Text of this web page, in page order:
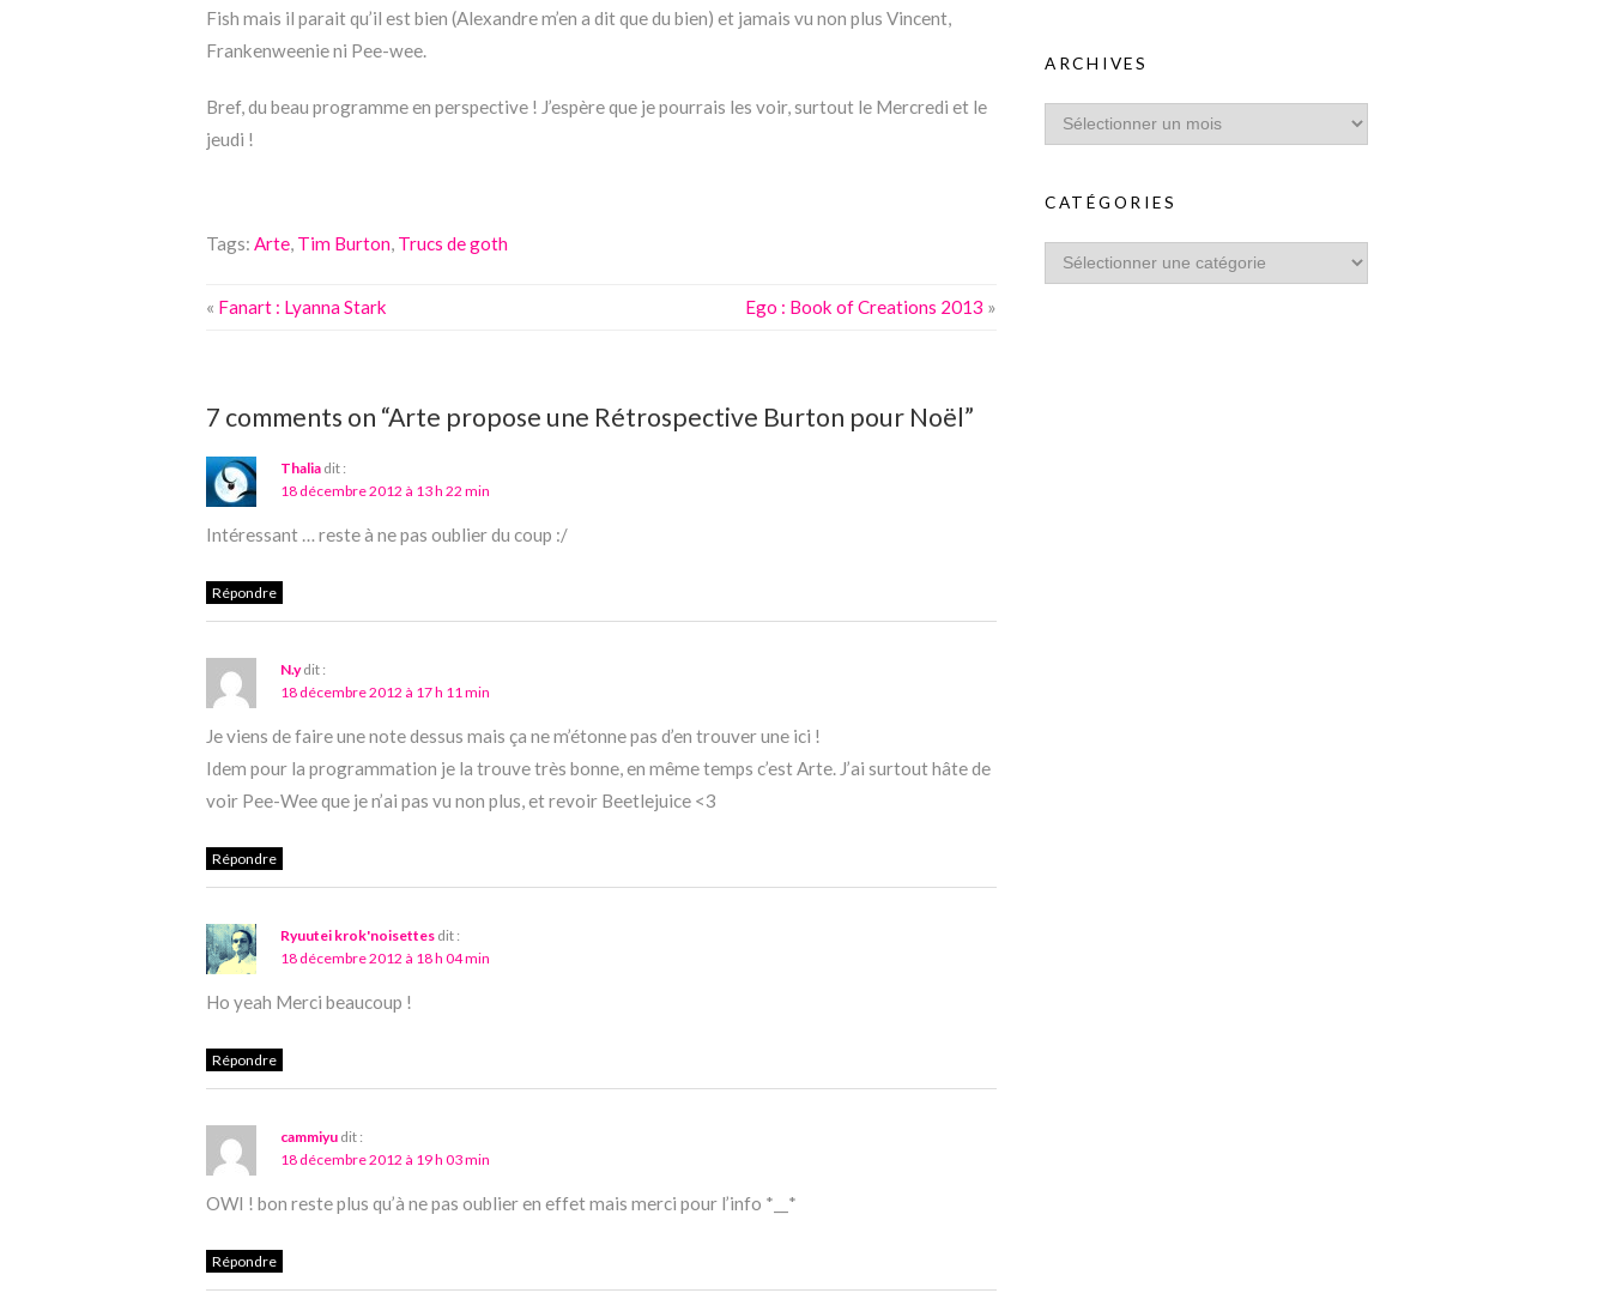
Fish mais il parait qu’il est bien (Alexandre m’en a dit que du bien) et jamais vu non plus Vincent,
Frankenweenie ni Pee-wee.
Bref, du beau programme en perspective ! J’espère que je pourrais les voir, surtout le Mercredi et le
jeudi !
Tags: Arte, Tim Burton, Trucs de goth
« Fanart : Lyanna Stark Ego : Book of Creations 2013 »
7 comments on “Arte propose une Rétrospective Burton pour Noël”
Thalia dit :
18 décembre 2012 à 13 h 22 min
Intéressant … reste à ne pas oublier du coup :/
Répondre
N.y dit :
18 décembre 2012 à 17 h 11 min
Je viens de faire une note dessus mais ça ne m’étonne pas d’en trouver une ici !
Idem pour la programmation je la trouve très bonne, en même temps c’est Arte. J’ai surtout hâte de
voir Pee-Wee que je n’ai pas vu non plus, et revoir Beetlejuice <3
Répondre
Ryuutei krok'noisettes dit :
18 décembre 2012 à 18 h 04 min
Ho yeah Merci beaucoup !
Répondre
cammiyu dit :
18 décembre 2012 à 19 h 03 min
OWI ! bon reste plus qu’à ne pas oublier en effet mais merci pour l’info *__*
Répondre
ARCHIVES
CATÉGORIES